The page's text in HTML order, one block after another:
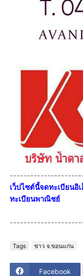
เว็ปไซต์นี้จดทะเบียน
ทะเบียนพาณิชย์
Tags ข่าว จ.ขอนแก่น
Facebook